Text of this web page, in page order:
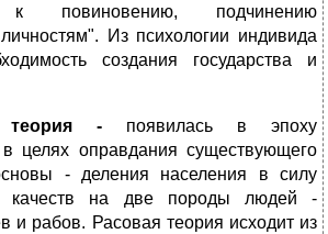
к повиновению, подчинению
Из психологии индивида
создания государства и
теория - появилась в эпоху
целях оправдания существующего
- деления населения в силу
качеств на две породы людей -
и рабов. Расовая теория исходит из